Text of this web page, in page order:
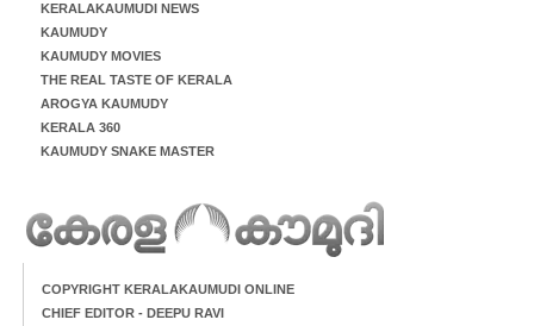
KERALAKAUMUDI NEWS
KAUMUDY
KAUMUDY MOVIES
THE REAL TASTE OF KERALA
AROGYA KAUMUDY
KERALA 360
KAUMUDY SNAKE MASTER
COPYRIGHT KERALAKAUMUDI ONLINE
CHIEF EDITOR - DEEPU RAVI